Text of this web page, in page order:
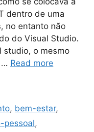
dentro de uma
no entanto não
do Visual Studio.
studio, o mesmo
… Read more
, bem-estar,
pessoal,